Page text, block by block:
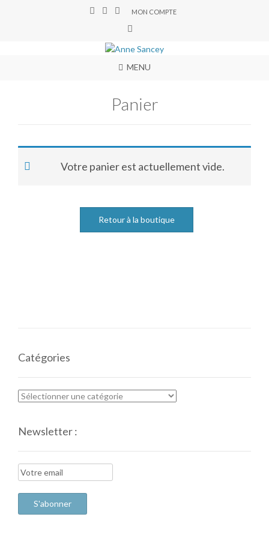
MON COMPTE
MENU
Panier
Votre panier est actuellement vide.
Retour à la boutique
Catégories
Newsletter :